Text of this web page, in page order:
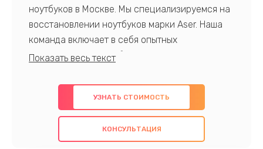
ноутбуков в Москве. Мы специализируемся на
восстановлении ноутбуков марки Aser. Наша
команда включает в себя опытных
профессионалов с обширными знаниями и
предлагаем быстрый и качественный ремонт с
использованием оригинальных компонентов, а
также гарантируем качество всех
проведенных работ. Наша цель - предоставить
УЗНАТЬ СТОИМОСТЬ
КОНСУЛЬТАЦИЯ